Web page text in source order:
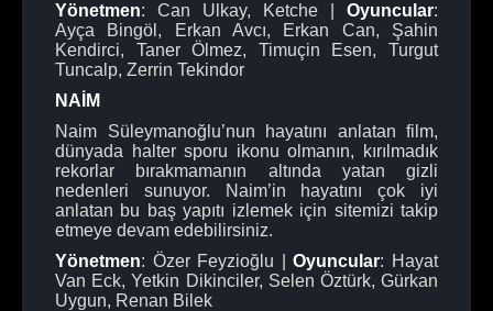
Yönetmen: Can Ulkay, Ketche | Oyuncular:
Ayça Bingöl, Erkan Avcı, Erkan Can, Şahin
Kendirci, Taner Ölmez, Timuçin Esen, Turgut
Tuncalp, Zerrin Tekindor
NAİM
Naim Süleymanoğlu’nun hayatını anlatan film,
dünyada halter sporu ikonu olmanın, kırılmadık
rekorlar bırakmamanın altında yatan gizli
nedenleri sunuyor. Naim’in hayatını çok iyi
anlatan bu baş yapıtı izlemek için sitemizi takip
etmeye devam edebilirsiniz.
Yönetmen: Özer Feyzioğlu |Oyuncular: Hayat
Van Eck, Yetkin Dikinciler, Selen Öztürk, Gürkan
Uygun, Renan Bilek